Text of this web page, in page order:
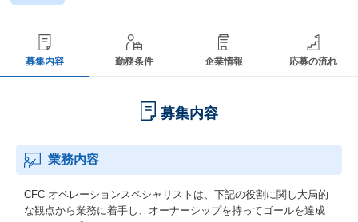
募集内容 勤務条件 企業情報 応募の流れ
募集内容
業務内容
CFC オペレーションスペシャリストは、下記の役割に関し大局的
な観点から業務に着手し、オーナーシップを持ってゴールを達成